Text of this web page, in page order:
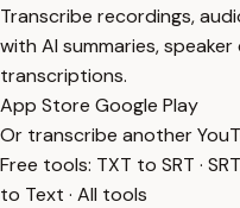
Transcribe recordings,
with AI summaries,
transcriptions.
App Store Google Play
Or transcribe another
Free tools: TXT to SRT ·
to Text · All tools